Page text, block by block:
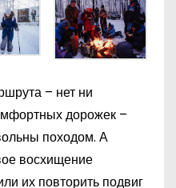
– нет ни
дорожек –
походом. А
восхищение
их повторить подвиг